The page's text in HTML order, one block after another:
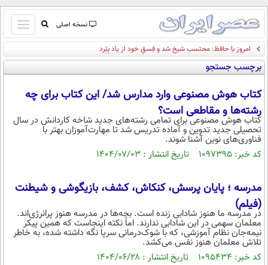
نسخه اصلی
باز
و
بسته
کردن
صفحه اول
جستجو
آب و هوا
پیوند ها
سیاسی
اقتصاد
اقتصادی
خودرو
جامعه
اجتماعی
ورزشی
امروز با حافظ: محتسب شیخ شد و فِسقِ خود از یاد بِبُرد
برچسب جستجو
کتاب هوش مصنوعی وارد مدارس شد/ این کتاب برای چه
رشته‌ها و مقاطعی است؟
کتاب هوش مصنوعی برای تمامی رشته‌های جدید شاخه کاردانش در سال
تحصیلی جدید تدوین و آماده تدریس شد تا مهارت‌آموزان بهتر با
فناوری‌های نوین آشنا شوند.
کد خبر: ۱۰۹۷۳۹۵ تاریخ انتشار : ۱۴۰۴/۰۷/۰۳
مدرسه ؛ پایان پرسش، کنکاش، کشف، بازیگوشی و شیطنت
(فیلم)
در مدرسه ما هنوز شادابی زنده است. بچه‌ها در مدرسه هنوز پرانرژی‌اند.
معلمان سهمی در این شادابی ندارند. اما نکته اینجاست که همین پیکر
نیمه‌جان نظام آموزشی، که با شوک‌درمانی سرپا نگه داشته شده، به خاطر
تلاش معلمان هنوز نفس می‌کشد.
کد خبر: ۱۰۹۵۴۳۴ تاریخ انتشار : ۱۴۰۴/۰۶/۲۸